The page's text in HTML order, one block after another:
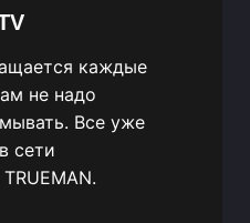
каждые
не надо
Все уже
сети